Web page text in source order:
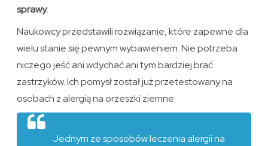
sprawy.
Naukowcy przedstawili rozwiązanie, które zapewne dla
wielu stanie się pewnym wybawieniem. Nie potrzeba
niczego jeść ani wdychać ani tym bardziej brać
zastrzyków. Ich pomysł został już przetestowany na
osobach z alergią na orzeszki ziemne.
Jednym ze sposobów leczenia alergii na